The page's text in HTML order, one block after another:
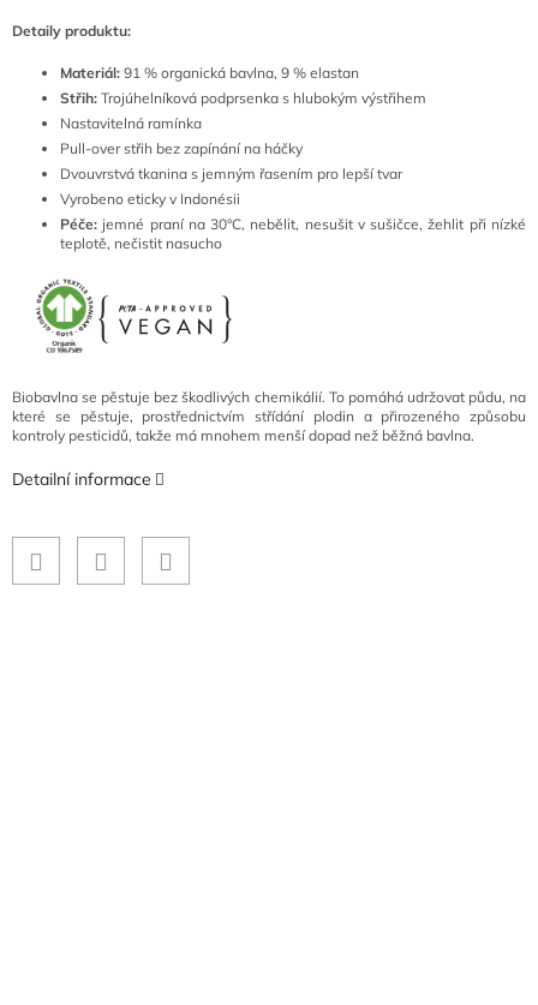
Detaily produktu:
Materiál: 91 % organická bavlna, 9 % elastan
Střih: Trojúhelníková podprsenka s hlubokým výstřihem
Nastavitelná ramínka
Pull-over střih bez zapínání na háčky
Dvouvrstvá tkanina s jemným řasením pro lepší tvar
Vyrobeno eticky v Indonésii
Péče: jemné praní na 30°C, nebělit, nesušit v sušičce, žehlit při nízké
teplotě, nečistit nasucho
Biobavlna se pěstuje bez škodlivých chemikálií. To pomáhá udržovat půdu, na
které se pěstuje, prostřednictvím střídání plodin a přirozeného způsobu
kontroly pesticidů, takže má mnohem menší dopad než běžná bavlna.
Detailní informace